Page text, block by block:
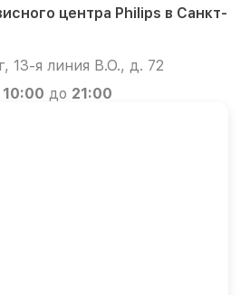
центра Philips в Санкт-
13-я линия В.О., д. 72
10:00 до 21:00